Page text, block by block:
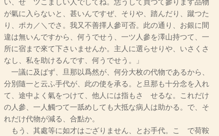
い、せゝツこましい人でしてね。恁うして買つて參ります品物
が氣に入らないと、甚いんですぜ、そりや、踏んだり、蹴つた
り、ポカ／＼でさ。我又不善擇人參可否。此の通り、お銀に間
違は無いんですから、何うでせう、一ツ人參を澤山持つて、一
所に宿まで來て下さいませんか。主人に選らせりや、いさくさ
なし、私を助けるんです、何うでせう。」
一議に及ばず、旦那以爲然が、何分大枚の代物であるから、
分別隨一と云ふ手代が、此の使を承る。と旦那も十分念を入れ
て、途中よく氣をつけて、他人には指もさゝせるな。これだけ
の人參、一人觸つて一舐めしても大抵な病人は助かる。で、そ
れだけ代物が減る、合點か。
もう、其處等に如才はござりません、とお手代。こゝで荷鞍